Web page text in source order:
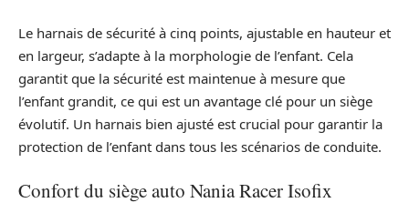
Le harnais de sécurité à cinq points, ajustable en hauteur et
en largeur, s’adapte à la morphologie de l’enfant. Cela
garantit que la sécurité est maintenue à mesure que
l’enfant grandit, ce qui est un avantage clé pour un siège
évolutif. Un harnais bien ajusté est crucial pour garantir la
protection de l’enfant dans tous les scénarios de conduite.
Confort du siège auto Nania Racer Isofix